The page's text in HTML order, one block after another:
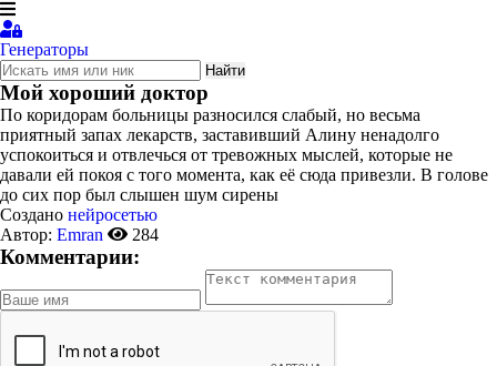
Генераторы
Найти
Мой хороший доктор
По коридорам больницы разносился слабый, но весьма
приятный запах лекарств, заставивший Алину ненадолго
успокоиться и отвлечься от тревожных мыслей, которые не
давали ей покоя с того момента, как её сюда привезли. В голове
до сих пор был слышен шум сирены
Создано нейросетью
Автор: Emran 284
Комментарии: